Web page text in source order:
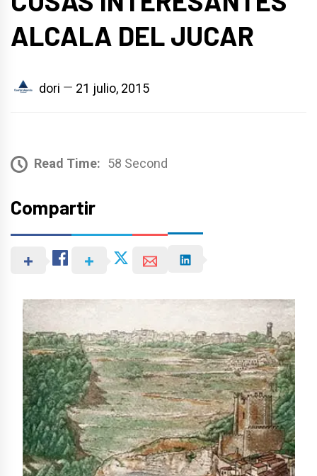
ALCALA DEL JUCAR
dori 21 julio, 2015
Read Time: 58 Second
Compartir